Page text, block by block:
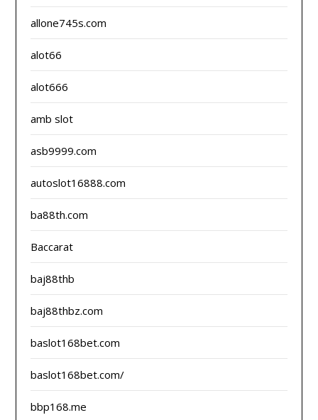
allone745s.com
alot66
alot666
amb slot
asb9999.com
autoslot16888.com
ba88th.com
Baccarat
baj88thb
baj88thbz.com
baslot168bet.com
baslot168bet.com/
bbp168.me